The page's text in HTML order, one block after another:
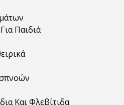
Παιδιά
Και Φλεβίτιδα